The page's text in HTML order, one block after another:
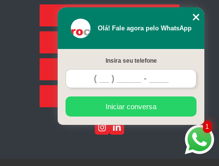
Contato
Mapa do site
1
Olá! Fale agora pelo WhatsApp
Insira seu telefone
Iniciar conversa